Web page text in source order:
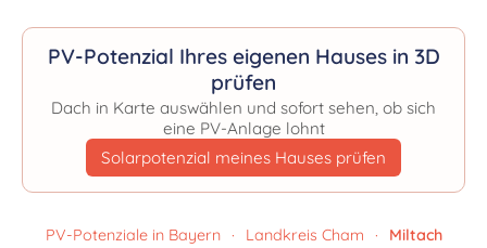
PV-Potenzial Ihres eigenen Hauses in 3D
prüfen
Dach in Karte auswählen und sofort sehen, ob sich
eine PV-Anlage lohnt
Solarpotenzial meines Hauses prüfen
PV-Potenziale in Bayern · Landkreis Cham · Miltach